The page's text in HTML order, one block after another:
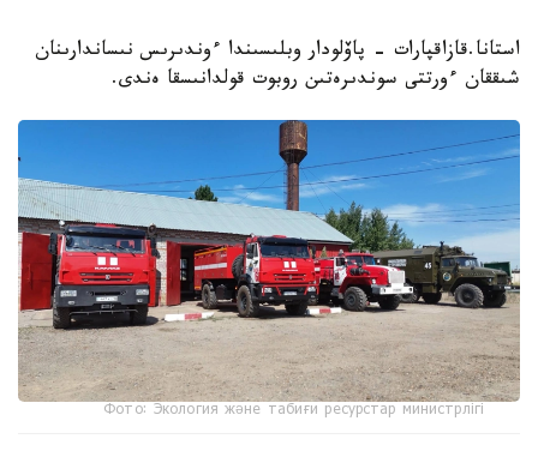
استانا.قازاقپارات - پاۆلودار وبلىسىندا ءوندىرىس نىساندارىنان
شىققان ءورتتى سوندىرەتىن روبوت قولدانىسقا ەندى.
Фото: Экология және табиғи ресурстар министрлігі